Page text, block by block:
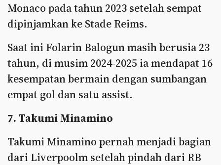
Monaco pada tahun 2023 setelah sempat
dipinjamkan ke Stade Reims.
Saat ini Folarin Balogun masih berusia 23
tahun, di musim 2024-2025 ia mendapat 16
kesempatan bermain dengan sumbangan
empat gol dan satu assist.
7. Takumi Minamino
Takumi Minamino pernah menjadi bagian
dari Liverpoolm setelah pindah dari RB